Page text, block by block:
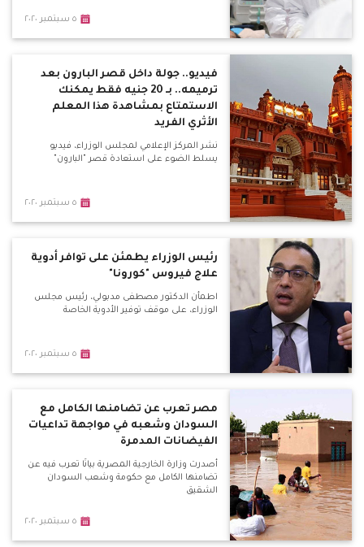
٥ سبتمبر ٢٠٢٠
فيديو.. جولة داخل قصر البارون بعد
ترميمه.. بـ 20 جنيه فقط يمكنك
الاستمتاع بمشاهدة هذا المعلم
الأثري الفريد
نشر المركز الإعلامي لمجلس الوزراء، فيديو
يسلط الضوء على استعادة قصر "البارون"
٥ سبتمبر ٢٠٢٠
رئيس الوزراء يطمئن على توافر أدوية
علاج فيروس "كورونا"
اطمأن الدكتور مصطفى مدبولي، رئيس مجلس
الوزراء، على موقف توفير الأدوية الخاصة
٥ سبتمبر ٢٠٢٠
مصر تعرب عن تضامنها الكامل مع
السودان وشعبه في مواجهة تداعيات
الفيضانات المدمرة
أصدرت وزارة الخارجية المصرية بيانًا تعرب فيه عن
تضامنها الكامل مع حكومة وشعب السودان
الشقيق
٥ سبتمبر ٢٠٢٠